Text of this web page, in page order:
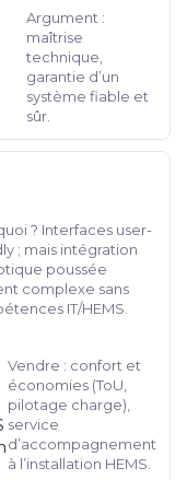
Argument :
maîtrise
technique,
garantie d’un
système fiable et
sûr.
? Interfaces user-
; mais intégration
poussée
complexe sans
IT/HEMS.
Vendre : confort et
économies (ToU,
pilotage charge),
service
d’accompagnement
à l’installation HEMS.